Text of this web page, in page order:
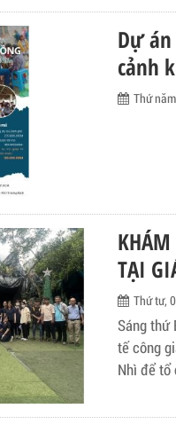
Dự
cảnh
Thứ
KHÁM
TẠI
Thứ tư,
Sáng thứ
tế công
Nhì để tổ